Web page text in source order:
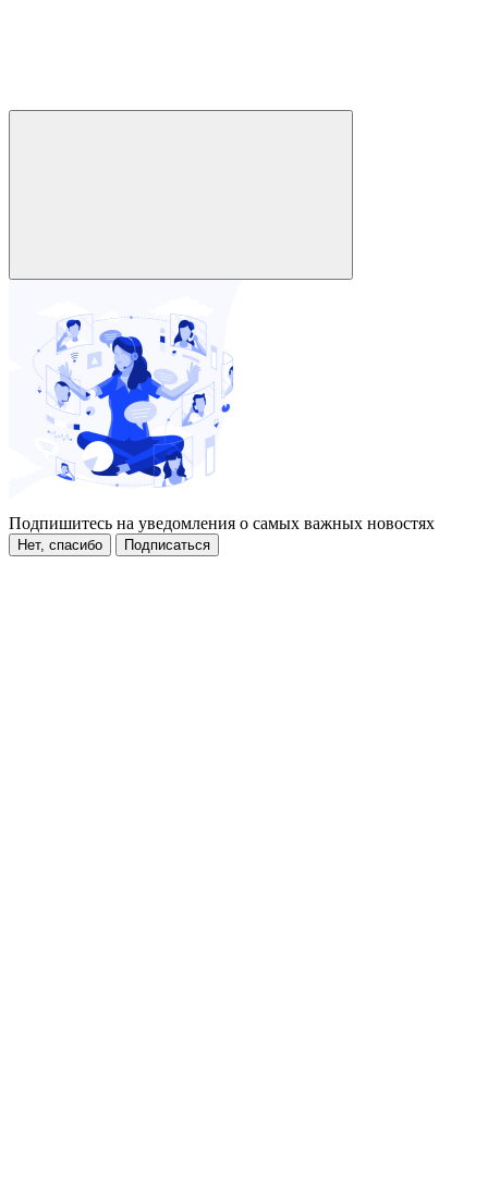
Подпишитесь на уведомления о самых важных новостях
Нет, спасибо Подписаться